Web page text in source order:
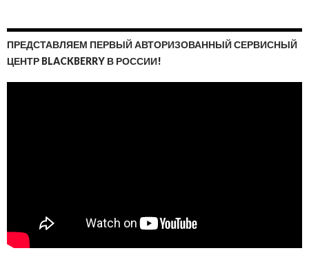
ПРЕДСТАВЛЯЕМ ПЕРВЫЙ АВТОРИЗОВАННЫЙ СЕРВИСНЫЙ
ЦЕНТР BLACKBERRY В РОССИИ!